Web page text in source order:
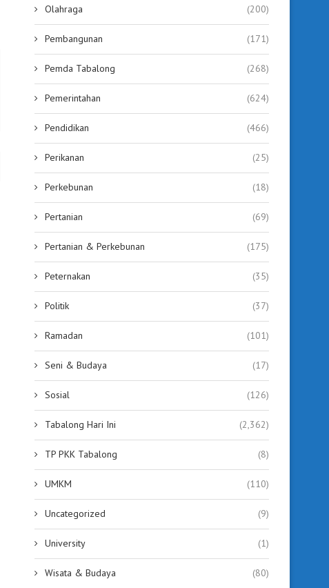
Olahraga (200)
Pembangunan (171)
Pemda Tabalong (268)
Pemerintahan (624)
Pendidikan (466)
Perikanan (25)
Perkebunan (18)
Pertanian (69)
Pertanian & Perkebunan (175)
Peternakan (35)
Politik (37)
Ramadan (101)
Seni & Budaya (17)
Sosial (126)
Tabalong Hari Ini (2,362)
TP PKK Tabalong (8)
UMKM (110)
Uncategorized (9)
University (1)
Wisata & Budaya (80)